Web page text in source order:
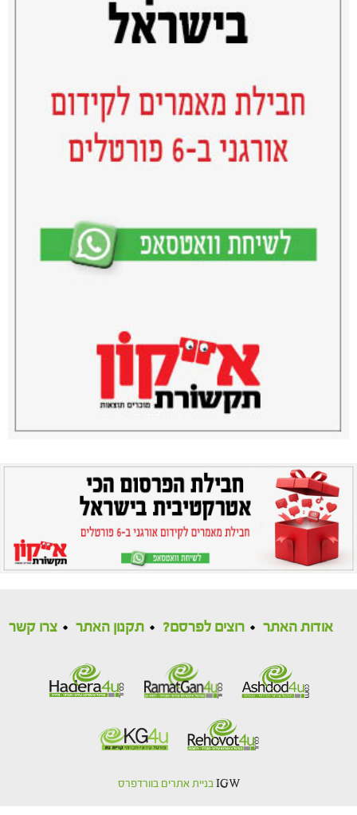
אודות האתר רוצים לפרסם? תקנון האתר צרו קשר
IGW בניית אתרים בוורדפרס